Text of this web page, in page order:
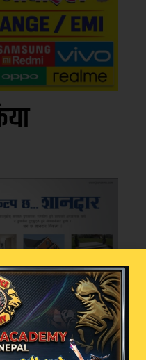
चर्चामा